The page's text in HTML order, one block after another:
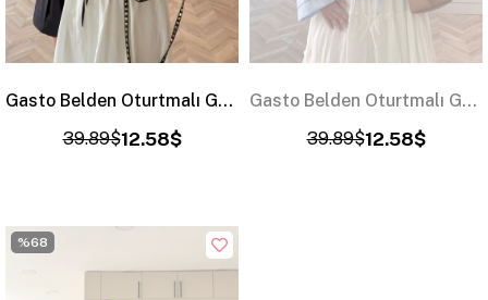
Gasto Belden Oturtmalı Gömlek Siyah (2015)
12.58$
39.89$
Gasto Belden Oturtmalı Gömlek Bebe Mavi (2015)
12.58$
39.89$
%68